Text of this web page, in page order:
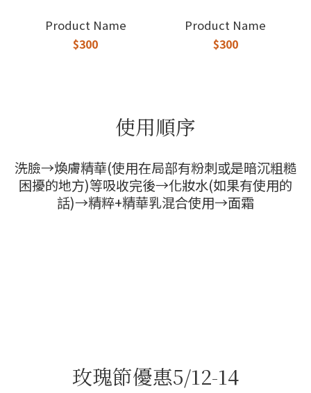
Product Name
$300
Product Name
$300
使用順序
洗臉→煥膚精華(使用在局部有粉刺或是暗沉粗糙
困擾的地方)等吸收完後→化妝水(如果有使用的
話)→精粹+精華乳混合使用→面霜
玫瑰節優惠5/12-14